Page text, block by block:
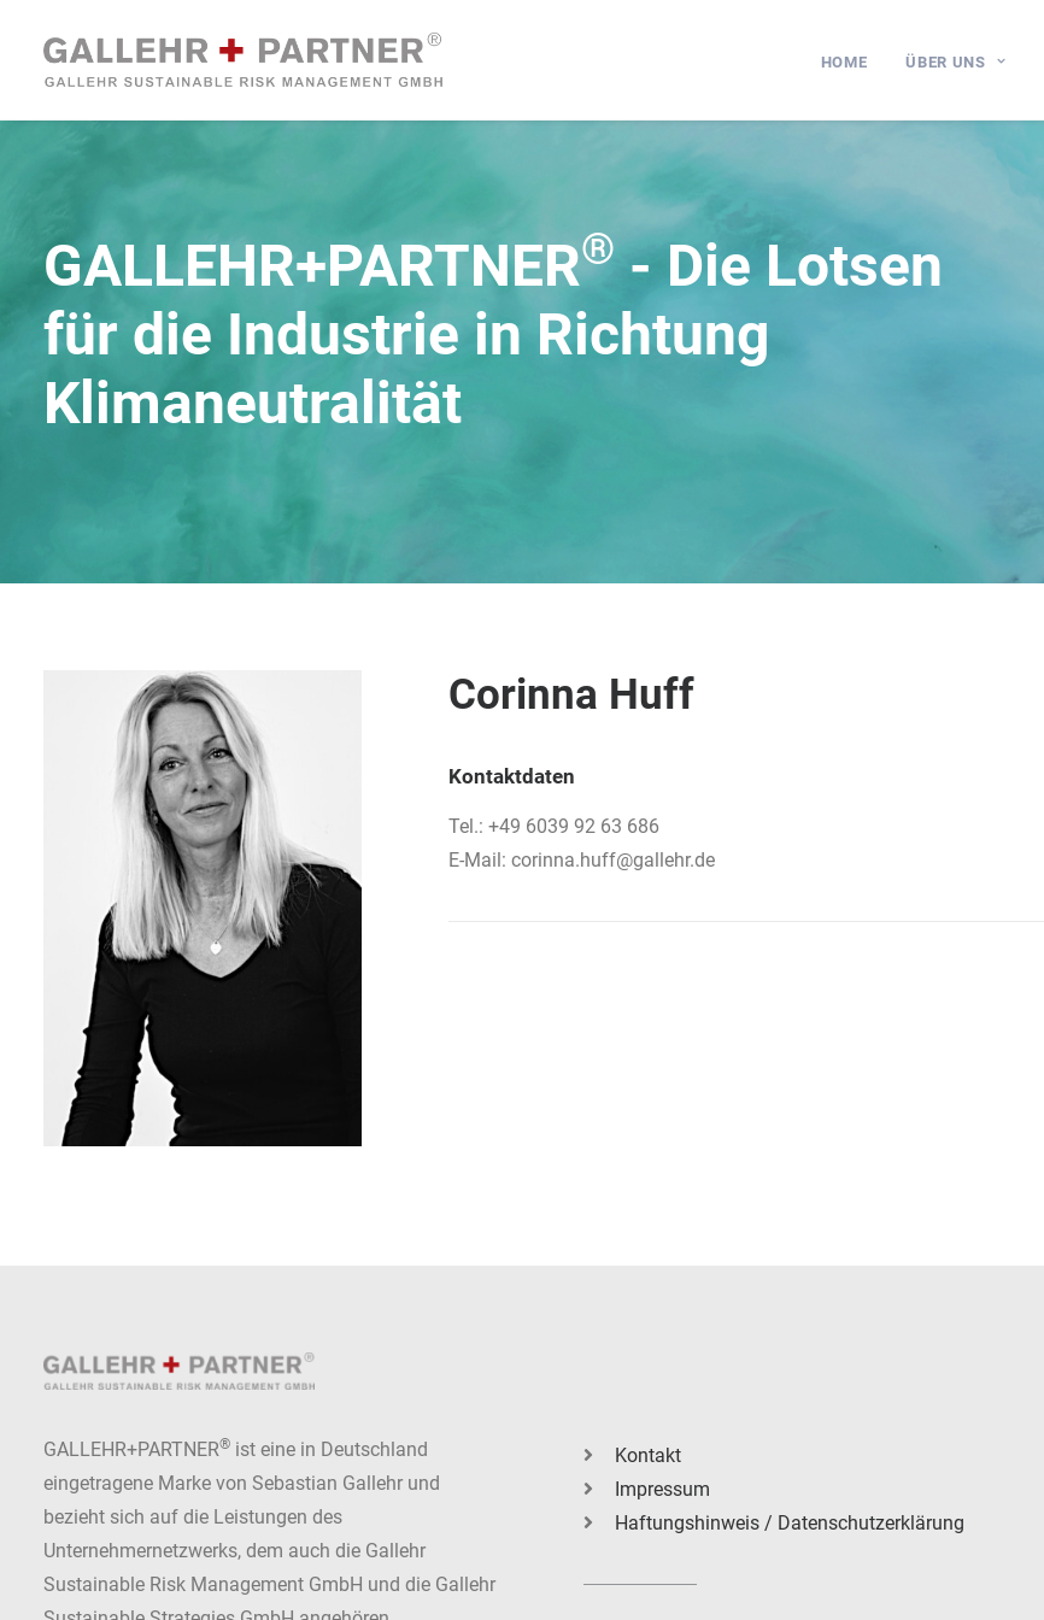
HOME ÜBER UNS
GALLEHR+PARTNER®- Die Lotsen
für die Industrie in Richtung
Klimaneutralität
Corinna Huff
Kontaktdaten
Tel.: +49 6039 92 63 686
E-Mail: corinna.huff@gallehr.de
GALLEHR+PARTNER® ist eine in Deutschland
eingetragene Marke von Sebastian Gallehr und
bezieht sich auf die Leistungen des
Unternehmernetzwerks, dem auch die Gallehr
Sustainable Risk Management GmbH und die Gallehr
Kontakt
Impressum
Haftungshinweis / Datenschutzerklärung